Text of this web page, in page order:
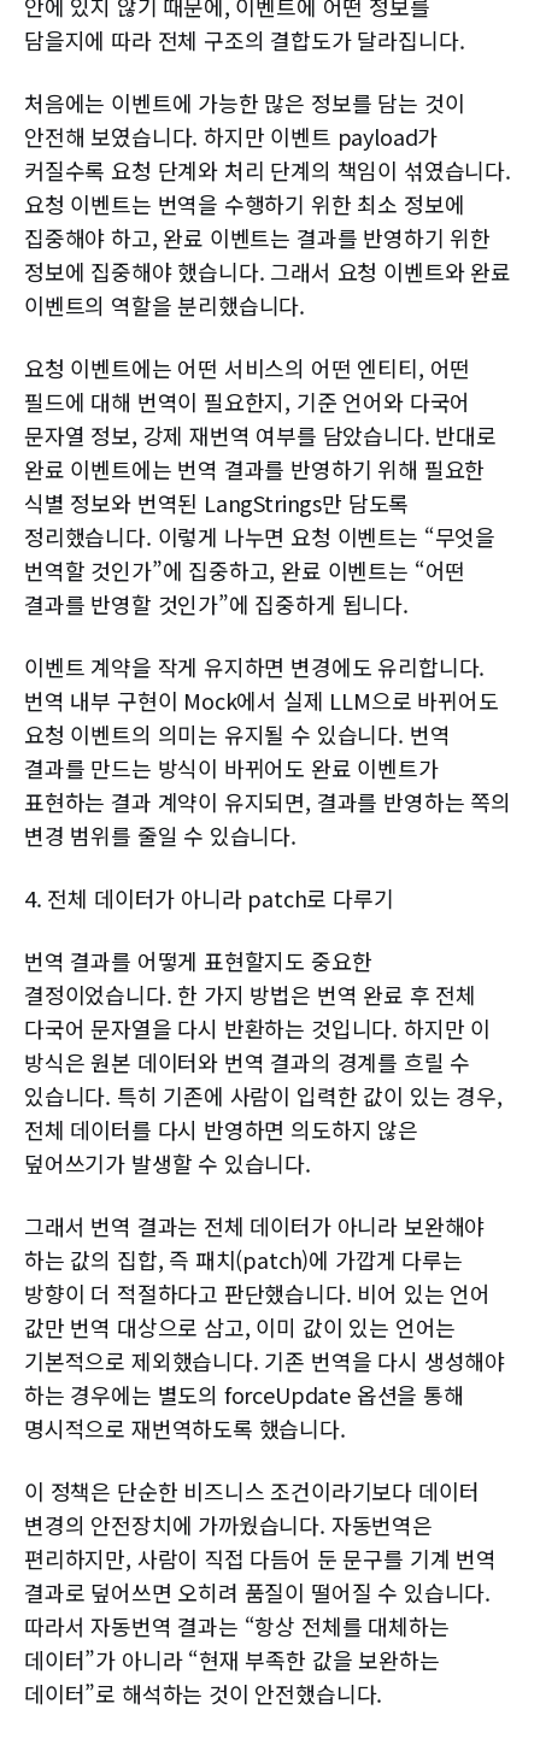
안에 있지 않기 때문에, 이벤트에 어떤 정보를
담을지에 따라 전체 구조의 결합도가 달라집니다.
처음에는 이벤트에 가능한 많은 정보를 담는 것이
안전해 보였습니다. 하지만 이벤트 payload가
커질수록 요청 단계와 처리 단계의 책임이 섞였습니다.
요청 이벤트는 번역을 수행하기 위한 최소 정보에
집중해야 하고, 완료 이벤트는 결과를 반영하기 위한
정보에 집중해야 했습니다. 그래서 요청 이벤트와 완료
이벤트의 역할을 분리했습니다.
요청 이벤트에는 어떤 서비스의 어떤 엔티티, 어떤
필드에 대해 번역이 필요한지, 기준 언어와 다국어
문자열 정보, 강제 재번역 여부를 담았습니다. 반대로
완료 이벤트에는 번역 결과를 반영하기 위해 필요한
식별 정보와 번역된 LangStrings만 담도록
정리했습니다. 이렇게 나누면 요청 이벤트는 “무엇을
번역할 것인가”에 집중하고, 완료 이벤트는 “어떤
결과를 반영할 것인가”에 집중하게 됩니다.
이벤트 계약을 작게 유지하면 변경에도 유리합니다.
번역 내부 구현이 Mock에서 실제 LLM으로 바뀌어도
요청 이벤트의 의미는 유지될 수 있습니다. 번역
결과를 만드는 방식이 바뀌어도 완료 이벤트가
표현하는 결과 계약이 유지되면, 결과를 반영하는 쪽의
변경 범위를 줄일 수 있습니다.
4. 전체 데이터가 아니라 patch로 다루기
번역 결과를 어떻게 표현할지도 중요한
결정이었습니다. 한 가지 방법은 번역 완료 후 전체
다국어 문자열을 다시 반환하는 것입니다. 하지만 이
방식은 원본 데이터와 번역 결과의 경계를 흐릴 수
있습니다. 특히 기존에 사람이 입력한 값이 있는 경우,
전체 데이터를 다시 반영하면 의도하지 않은
덮어쓰기가 발생할 수 있습니다.
그래서 번역 결과는 전체 데이터가 아니라 보완해야
하는 값의 집합, 즉 패치(patch)에 가깝게 다루는
방향이 더 적절하다고 판단했습니다. 비어 있는 언어
값만 번역 대상으로 삼고, 이미 값이 있는 언어는
기본적으로 제외했습니다. 기존 번역을 다시 생성해야
하는 경우에는 별도의 forceUpdate 옵션을 통해
명시적으로 재번역하도록 했습니다.
이 정책은 단순한 비즈니스 조건이라기보다 데이터
변경의 안전장치에 가까웠습니다. 자동번역은
편리하지만, 사람이 직접 다듬어 둔 문구를 기계 번역
결과로 덮어쓰면 오히려 품질이 떨어질 수 있습니다.
따라서 자동번역 결과는 “항상 전체를 대체하는
데이터”가 아니라 “현재 부족한 값을 보완하는
데이터”로 해석하는 것이 안전했습니다.